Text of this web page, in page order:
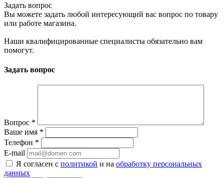
Задать вопрос
Вы можете задать любой интересующий вас вопрос по товару
или работе магазина.
Наши квалифицированные специалисты обязательно вам
помогут.
Задать вопрос
Вопрос *
Ваше имя *
Телефон *
E-mail
Я согласен с политикой и на обработку персональных
данных